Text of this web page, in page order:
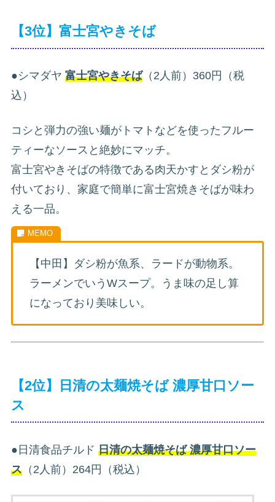
【3位】富士宮やきそば
●シマダヤ 富士宮やきそば（2人前）360円（税
込）
コシと弾力の強い麺がトマトなどを使ったフルー
ティーなソースと絶妙にマッチ。
富士宮やきそばの特徴である肉天かすとダシ粉が
付いており、家庭で簡単に富士宮焼きそばが味わ
える一品。
【中田】ダシ粉が魚系、ラードが動物系。
ラーメンでいうWスープ。うま味の足し算
になっており美味しい。
【2位】日清の太麺焼そば 濃厚甘口ソー
ス
●日清食品チルド 日清の太麺焼そば 濃厚甘口ソー
ス （2人前）264円（税込）